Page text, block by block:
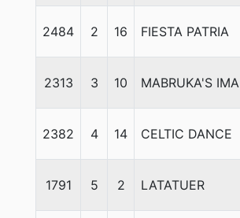
2484 2 16 FIESTA PATRIA
2313 3 10 MABRUKA'S IMA
2382 4 14 CELTIC DANCE
1791 5 2 LATATUER